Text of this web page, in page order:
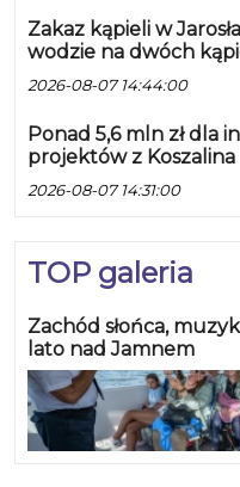
Zakaz kąpieli w
wodzie na dwóch
2026-08-07 14:44:00
Ponad 5,6 mln zł dla
projektów z Koszalina
2026-08-07 14:31:00
TOP galeria
Zachód słońca,
lato nad Jamnem